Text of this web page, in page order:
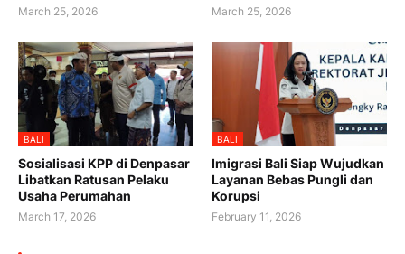
March 25, 2026 March 25, 2026
BALI
Sosialisasi KPP di Denpasar
Libatkan Ratusan Pelaku
Usaha Perumahan
March 17, 2026
BALI
Imigrasi Bali Siap Wujudkan
Layanan Bebas Pungli dan
Korupsi
February 11, 2026